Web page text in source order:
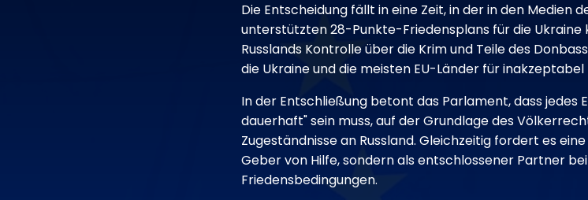
Die Entscheidung fällt in eine Zeit, in der in den Medien
unterstützten 28-Punkte-Friedensplans für die
Russlands Kontrolle über die Krim und Teile des
die Ukraine und die meisten EU-Länder für inakzeptabel
In der Entschließung betont das Parlament, dass jedes
dauerhaft" sein muss, auf der Grundlage des
Zugeständnisse an Russland. Gleichzeitig fordert es
Geber von Hilfe, sondern als entschlossener Partner
Friedensbedingungen.